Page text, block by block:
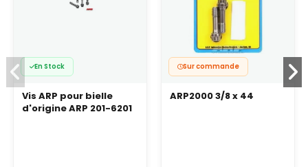
En Stock
Vis ARP pour bielle
d'origine ARP 201-6201
Sur commande
ARP2000 3/8 x 44